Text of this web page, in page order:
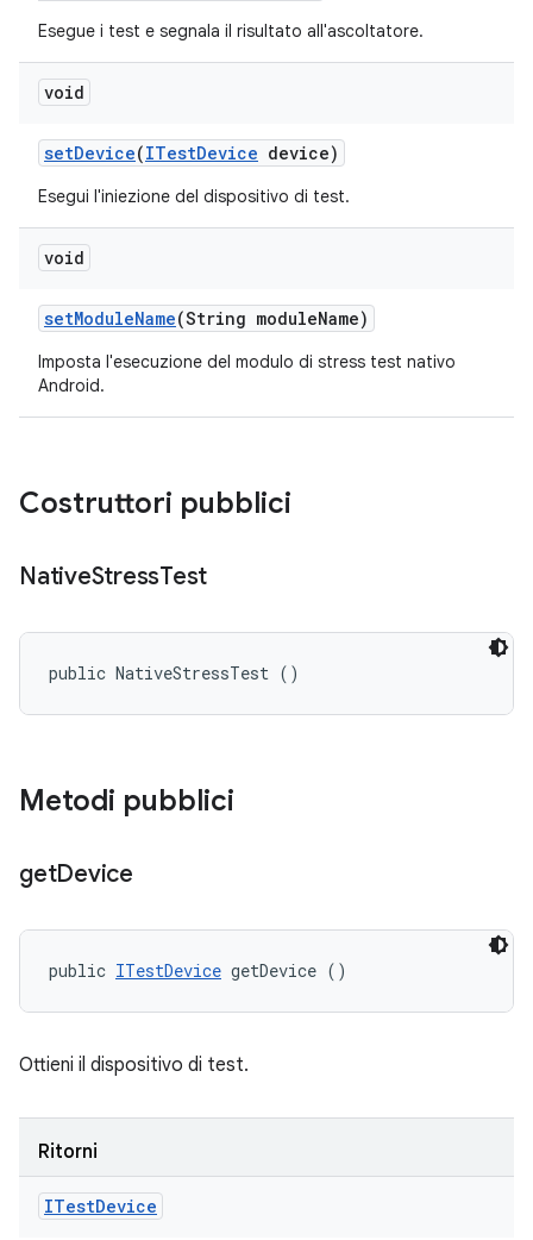
Esegue i test e segnala il risultato all'ascoltatore.
void
setDevice(ITestDevice device)
Esegui l'iniezione del dispositivo di test.
void
setModuleName(String moduleName)
Imposta l'esecuzione del modulo di stress test nativo
Android.
Costruttori pubblici
NativeStressTest
public NativeStressTest ()
Metodi pubblici
getDevice
public ITestDevice getDevice ()
Ottieni il dispositivo di test.
Ritorni
ITestDevice